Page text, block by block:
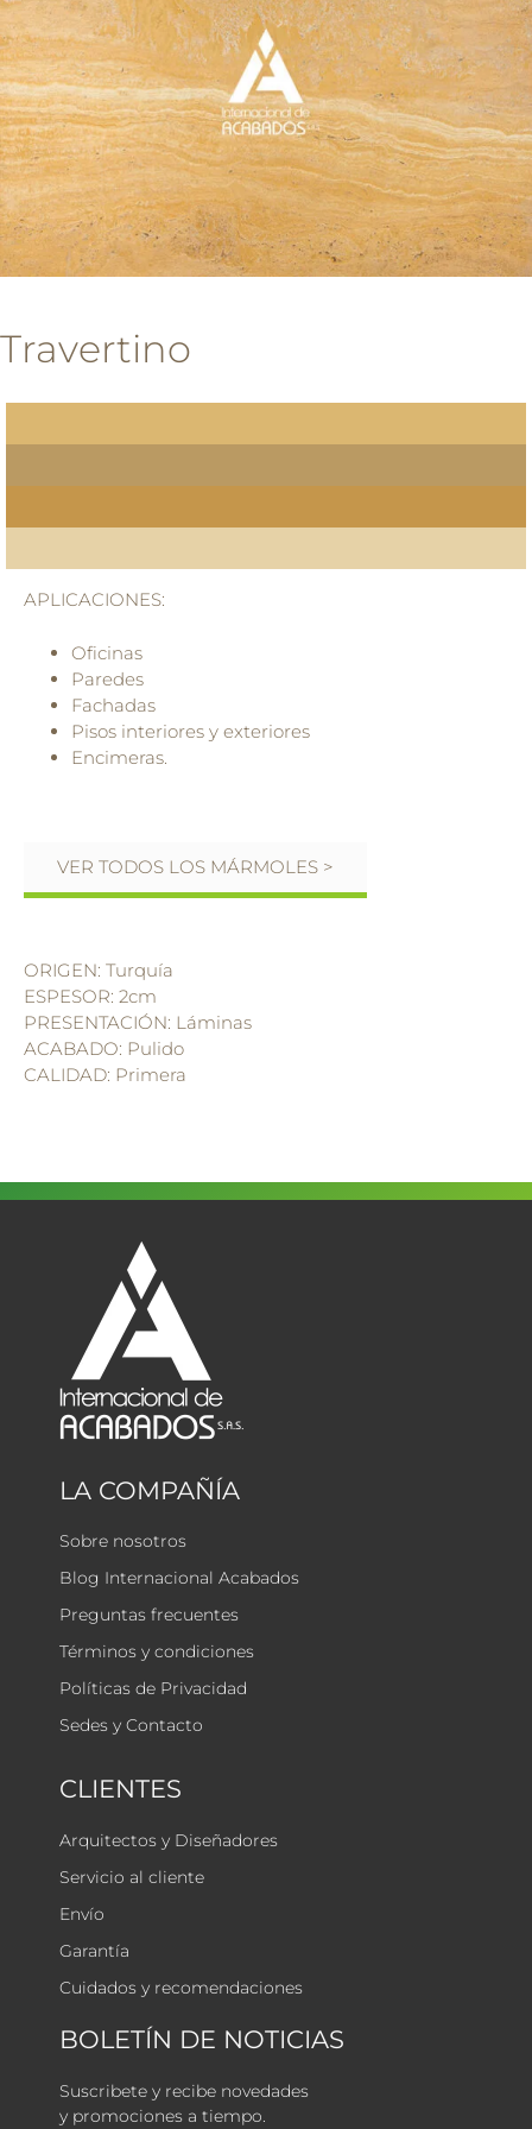
Travertino
APLICACIONES:
Oficinas
Paredes
Fachadas
Pisos interiores y exteriores
Encimeras.
VER TODOS LOS MÁRMOLES >
ORIGEN: Turquía
ESPESOR: 2cm
PRESENTACIÓN: Láminas
ACABADO: Pulido
CALIDAD: Primera
LA COMPAÑÍA
Sobre nosotros
Blog Internacional Acabados
Preguntas frecuentes
Términos y condiciones
Políticas de Privacidad
Sedes y Contacto
CLIENTES
Arquitectos y Diseñadores
Servicio al cliente
Envío
Garantía
Cuidados y recomendaciones
BOLETÍN DE NOTICIAS
Suscribete y recibe novedades
y promociones a tiempo.